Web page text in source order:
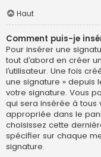
Haut
Comment puis-je
Pour insérer une
tout d’abord en créer
l’utilisateur. Une fois
une signature » depuis
votre signature. Vous
qui sera insérée à tous
appropriée dans le
choisissez cette
spécifier sur chaque
signature.